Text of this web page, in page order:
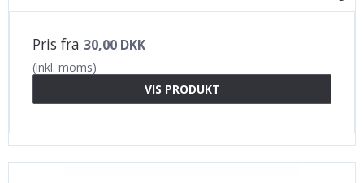
Pris fra 30,00 DKK
(inkl. moms)
VIS PRODUKT